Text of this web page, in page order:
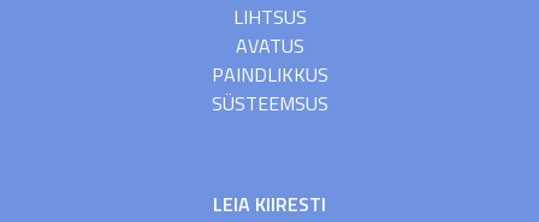
LIHTSUS
AVATUS
PAINDLIKKUS
SÜSTEEMSUS
LEIA KIIRESTI